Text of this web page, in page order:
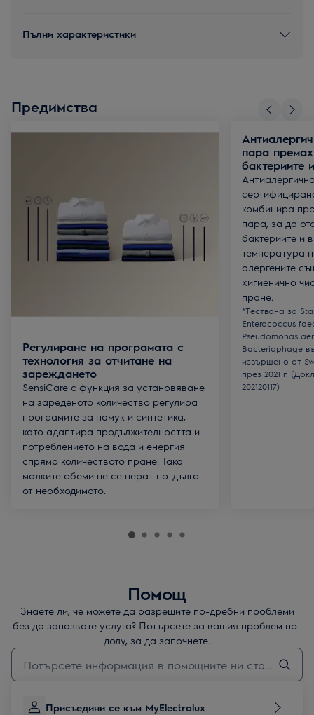
Пълни характеристики
Предимства
Регулиране на програмата с
технология за отчитане на
зареждането
SensiCare с функция за установяване
на зареденото количество регулира
програмите за памук и синтетика,
като адаптира продължителността и
потреблението на вода и енергия
спрямо количеството пране. Така
малките обеми не се перат по-дълго
от необходимото.
пара
бактериите
комбинира
пара, за да
бактериите и
температура
алергените
хигиенично
пране.
*Тествана за
Enterococcus
Pseudomonas
Bacteriophage
извършено от
през 2021 г.
202120117)
Помощ
Знаете ли, че можете да разрешите по-дребни проблеми
без да запазвате услуга? Потърсете за вашия проблем по-
долу, за да започнете.
Въведете текст за да потърсите статии за поддръжка
Присъедини се към MyElectrolux